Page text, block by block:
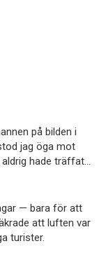
på bilden i
jag öga mot
hade träffat…
— bara för att
att luften var
turister.